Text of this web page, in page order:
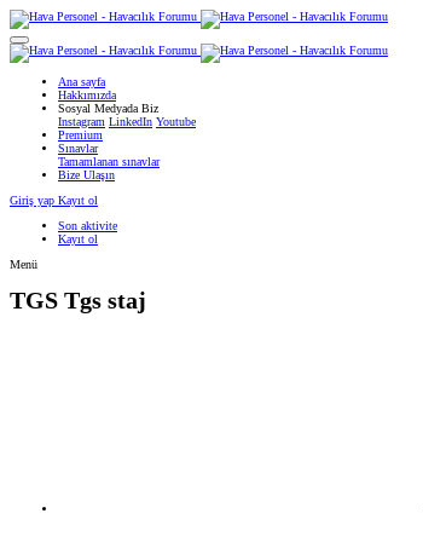
Ana sayfa
Hakkımızda
Sosyal Medyada Biz
Instagram LinkedIn Youtube
Premium
Sınavlar
Tamamlanan sınavlar
Bize Ulaşın
Giriş yap Kayıt ol
Son aktivite
Kayıt ol
Menü
TGS Tgs staj